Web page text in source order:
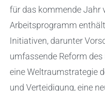
für das kommende Jahr
Arbeitsprogramm
Initiativen, darunter
umfassende Reform
eine Weltraumstrategie
und Verteidigung, eine